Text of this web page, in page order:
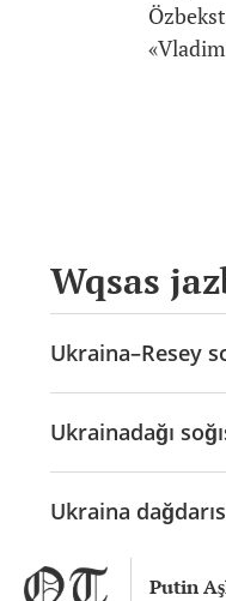
Putin
Wqsas
Ukraina–Resey
Ukrainadağı
Ukraina